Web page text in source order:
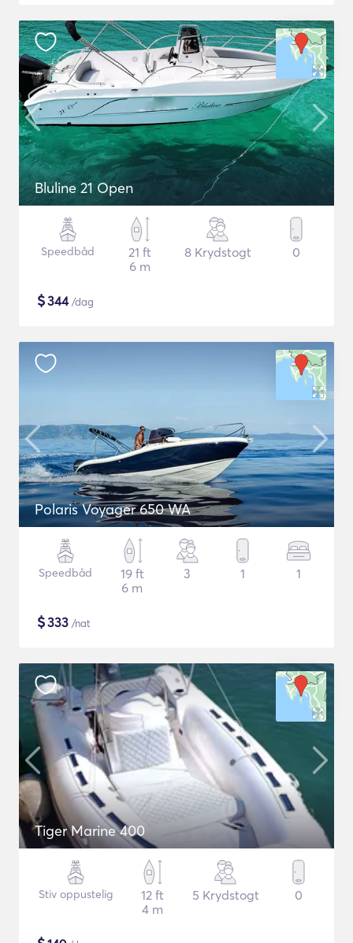
Bluline 21 Open
Speedbåd
21 ft
6 m
8 Krydstogt 0
$344/dag
Polaris Voyager 650 WA
Speedbåd
19 ft
6 m
3 1 1
$333 /nat
Tiger Marine 400
Stiv oppustelig
12 ft
4 m
5 Krydstogt 0